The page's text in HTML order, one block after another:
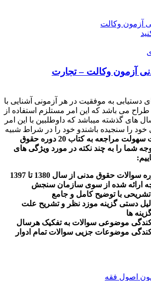
دستیابی به موفقیت در هر آزمونی آشنایی با
می باشد که این امر مستلزم استفاده از
های گذشته میباشد که داوطلبین با این امر
را سنجیده باشندو خود را در شراط شبیه
جهت سهولت مراجعه به کتاب 20 دوره حقوق
شما را به چند نکته در مورد ویژگی های
:
گرداوری 20 دوره سوالات حقوق مدنی از سال 1380 تا 1397
ارائه شده از سوی سازمان سنجش
تشریحی با توضیح کامل و جامع
دستی گزینه موزد نظر و تشریح علت
ها
موضوعی سوالات به تفکیک هرسال
موضوعات جزیی سوالات تمام ادوار